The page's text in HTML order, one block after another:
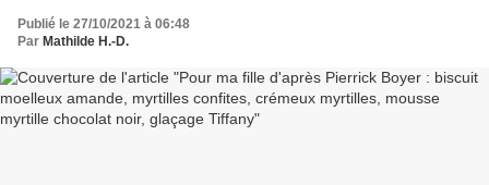
Tiffany
Publié le 27/10/2021 à 06:48
Par Mathilde H.-D.